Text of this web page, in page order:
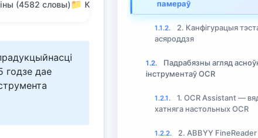
(4582 словы)📁 Катэгорыя: Агляды інструментаў
годзе дае
памераў
1.1.2.
2. Канфігурацыя
асяроддзя
1.2.
Падрабязны агляд
інструментаў OCR
1.2.1.
1. OCR Assistant —
хатняга настольных OCR
1.2.2.
2. ABBYY